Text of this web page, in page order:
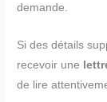
demande.
Si des détails
recevoir une
de lire